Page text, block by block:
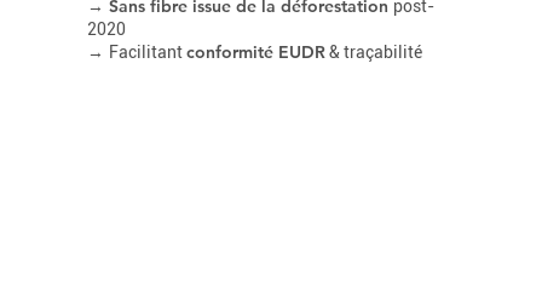
→ Sans fibre issue de la déforestation post-
2020
→ Facilitantconformité EUDR& traçabilité